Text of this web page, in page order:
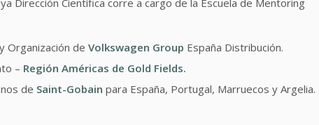
Dirección Científica corre a cargo de la Escuela de Mentoring
Organización de Volkswagen Group España Distribución.
– Región Américas de Gold Fields.
de Saint-Gobain para España, Portugal, Marruecos y Argelia.